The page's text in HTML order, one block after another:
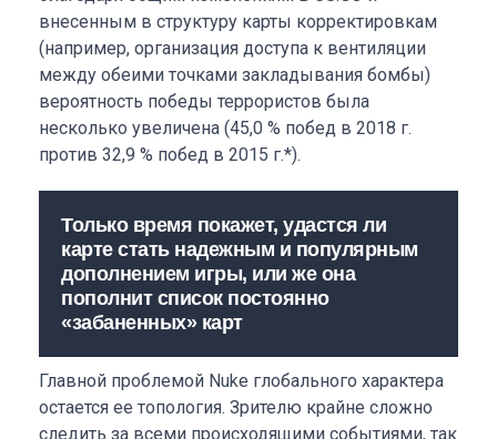
внесенным в структуру карты корректировкам
(например, организация доступа к вентиляции
между обеими точками закладывания бомбы)
вероятность победы террористов была
несколько увеличена (45,0 % побед в 2018 г.
против 32,9 % побед в 2015 г.*).
Только время покажет, удастся ли
карте стать надежным и популярным
дополнением игры, или же она
пополнит список постоянно
«забаненных» карт
Главной проблемой Nuke глобального характера
остается ее топология. Зрителю крайне сложно
следить за всеми происходящими событиями, так